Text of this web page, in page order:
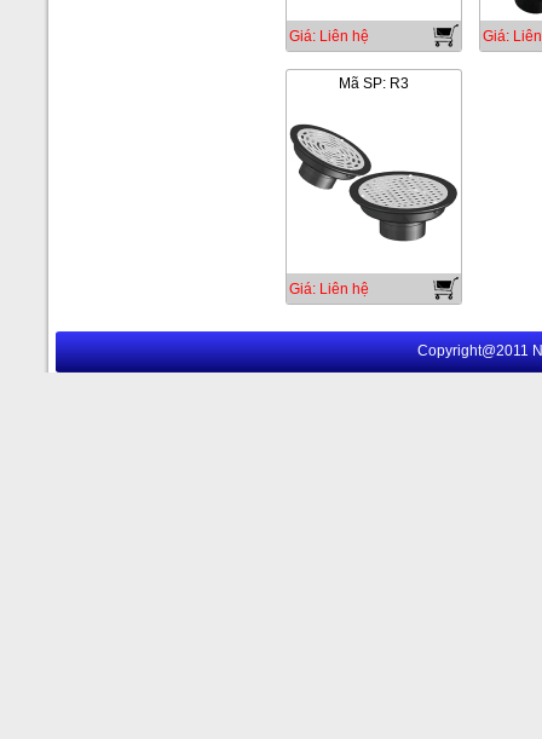
Giá: Liên hệ Giá:
Mã SP: R3
Giá: Liên hệ
Copyright@2011